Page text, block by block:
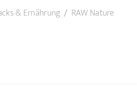
& Ernährung RAW Nature